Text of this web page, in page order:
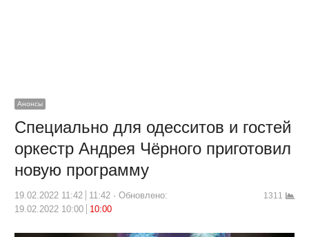
Анонсы
Специально для одесситов и гостей
оркестр Андрея Чёрного приготовил
новую программу
19.02.2022 11:42 11:42
Обновлено:
19.02.2022 10:00
10:00
1311